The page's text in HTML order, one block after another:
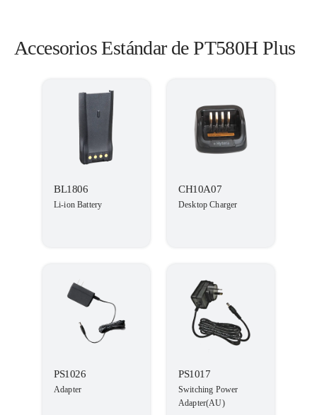
Accesorios Estándar de PT580H Plus
BL1806
Li-ion Battery
CH10A07
Desktop Charger
PS1026
Adapter
PS1017
Switching Power
Adapter(AU)